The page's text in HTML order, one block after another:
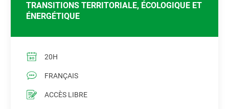
TRANSITIONS TERRITORIALE, ÉCOLOGIQUE ET
ÉNERGÉTIQUE
20H
FRANÇAIS
ACCÈS LIBRE